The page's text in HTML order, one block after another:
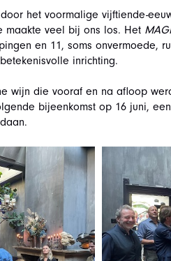
het voormalige vijftiende-
maakte veel bij ons los. Het
en 11, soms onvermoede,
inrichting.
wijn die vooraf en na afloop
bijeenkomst op 16 juni,